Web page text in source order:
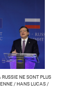
NE SONT PLUS
/ HANS LUCAS /